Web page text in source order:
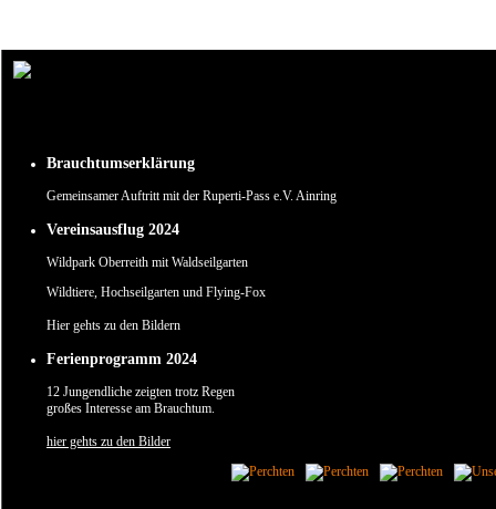
Brauchtumserklärung
Gemeinsamer Auftritt mit der Ruperti-Pass e.V. Ainring
Vereinsausflug 2024
Wildpark Oberreith mit Waldseilgarten
Wildtiere, Hochseilgarten und Flying-Fox
Hier gehts zu den Bildern
Ferienprogramm 2024
12 Jungendliche zeigten trotz Regen
großes Interesse am Brauchtum.
hier gehts zu den Bilder